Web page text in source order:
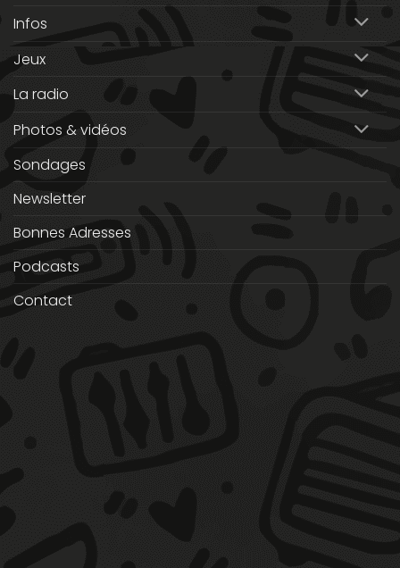
Infos
Jeux
La radio
Photos & vidéos
Sondages
Newsletter
Bonnes Adresses
Podcasts
Contact